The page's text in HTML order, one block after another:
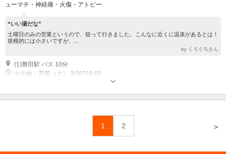
ューマチ・神経痛・火傷・アトピー
“いい湯だな”
土曜日のみの営業というので、狙って行きました。こんなに近くに温泉があるとは！
規模的には小さいですが、...
by くろぐろさん
(1)勝田駅 バス 10分
その他：営業（土） 9:00?16:00
1 2 ＞